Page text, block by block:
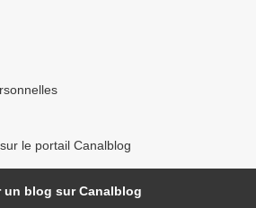
le portail Canalblog
un blog sur Canalblog